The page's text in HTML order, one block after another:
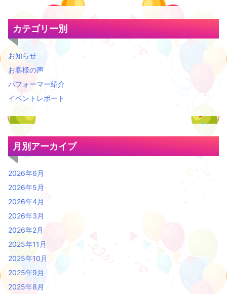
カテゴリー別
お知らせ
お客様の声
パフォーマー紹介
イベントレポート
月別アーカイブ
2026年6月
2026年5月
2026年4月
2026年3月
2026年2月
2025年11月
2025年10月
2025年9月
2025年8月